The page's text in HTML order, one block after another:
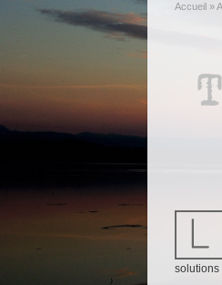
Accueil »
solutions